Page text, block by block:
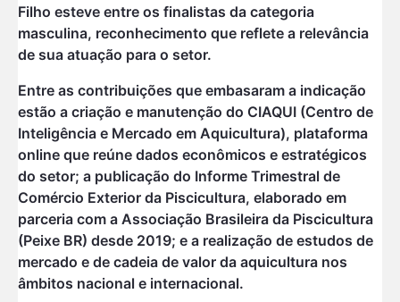
Filho esteve entre os finalistas da categoria
masculina, reconhecimento que reflete a relevância
de sua atuação para o setor.
Entre as contribuições que embasaram a indicação
estão a criação e manutenção do CIAQUI (Centro de
Inteligência e Mercado em Aquicultura), plataforma
online que reúne dados econômicos e estratégicos
do setor; a publicação do Informe Trimestral de
Comércio Exterior da Piscicultura, elaborado em
parceria com a Associação Brasileira da Piscicultura
(Peixe BR) desde 2019; e a realização de estudos de
mercado e de cadeia de valor da aquicultura nos
âmbitos nacional e internacional.